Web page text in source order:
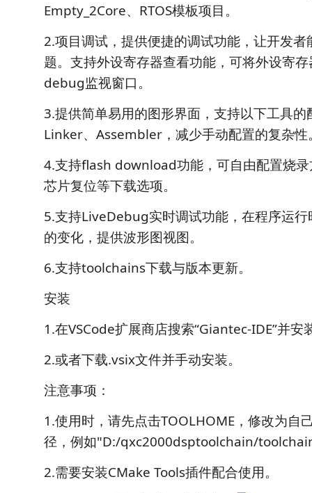
Empty_2Core、RTOS模板项目。
2.项目调试，提供便捷的调试功能，让开发者
题。支持外设寄存器查看功能，可将外设寄
debug监视窗口。
3.提供简单易用的图形界面，支持以下工具
Linker、Assembler，减少手动配置的复杂性
4.支持flash download功能，可自由配置烧
芯片复位等下载选项。
5.支持LiveDebug实时调试功能，在程序运
的变化，提供波形图视图。
6.支持toolchains下载与版本更新。
安装
1.在VSCode扩展商店搜索“Giantec-IDE”并安
2.或者下载.vsix文件并手动安装。
注意事项：
1.使用时，请先点击TOOLHOME，修改为自
径，例如"D:/qxc2000dsptoolchain/
2.需要安装CMake Tools插件配合使用。